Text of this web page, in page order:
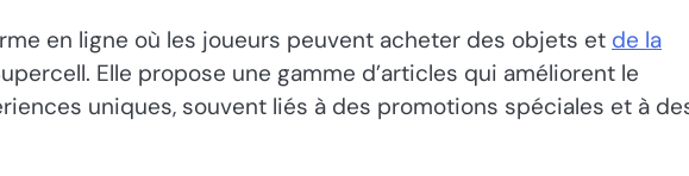
en ligne où les joueurs peuvent acheter des objets et de la
Elle propose une gamme d’articles qui améliorent le
uniques, souvent liés à des promotions spéciales et à